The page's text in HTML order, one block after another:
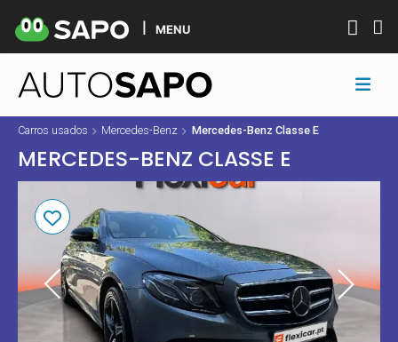
MENU
Carros usados Mercedes-Benz Mercedes-Benz Classe E
MERCEDES-BENZ CLASSE E